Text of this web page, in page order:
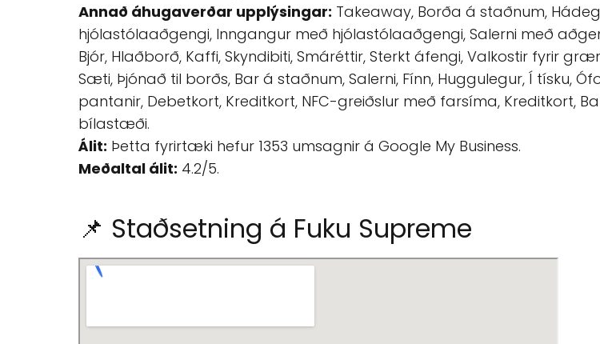
Annað áhugaverðar upplýsingar: Takeaway, Borða á staðnum,
hjólastólaaðgengi, Inngangur með hjólastólaaðgengi, Salerni með
Bjór, Hlaðborð, Kaffi, Skyndibiti, Smáréttir, Sterkt áfengi, Valkostir fyrir
Sæti, Þjónað til borðs, Bar á staðnum, Salerni, Fínn, Huggulegur, Í tísku,
pantanir, Debetkort, Kreditkort, NFC-greiðslur með farsíma, Kreditkort,
bílastæði.
Álit: Þetta fyrirtæki hefur 1353 umsagnir á Google My Business.
Meðaltal álit: 4.2/5.
📌 Staðsetning á Fuku Supreme